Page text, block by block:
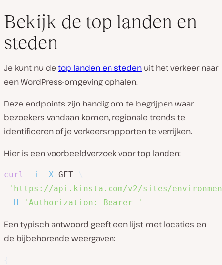
Bekijk de top landen en
steden
Je kunt nu de top landen en steden uit het verkeer naar
een WordPress-omgeving ophalen.
Deze endpoints zijn handig om te begrijpen waar
bezoekers vandaan komen, regionale trends te
identificeren of je verkeersrapporten te verrijken.
Hier is een voorbeeldverzoek voor top landen:
curl -i -X GET
'https://api.kinsta.com/v2/sites/
-H
'Authorization: Bearer '
Een typisch antwoord geeft een lijst met locaties en
de bijbehorende weergaven: